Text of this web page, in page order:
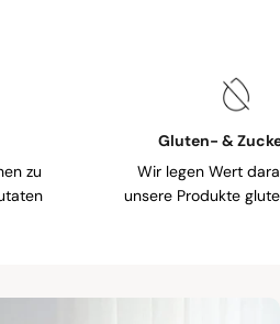
zu
Gluten- &
Wir legen Wert
unsere Produkte